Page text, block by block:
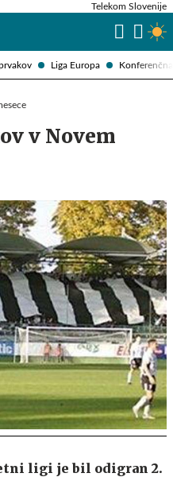
Liga Europa
Telekom Slovenije
v Novem
ligi je bil odigran 2.